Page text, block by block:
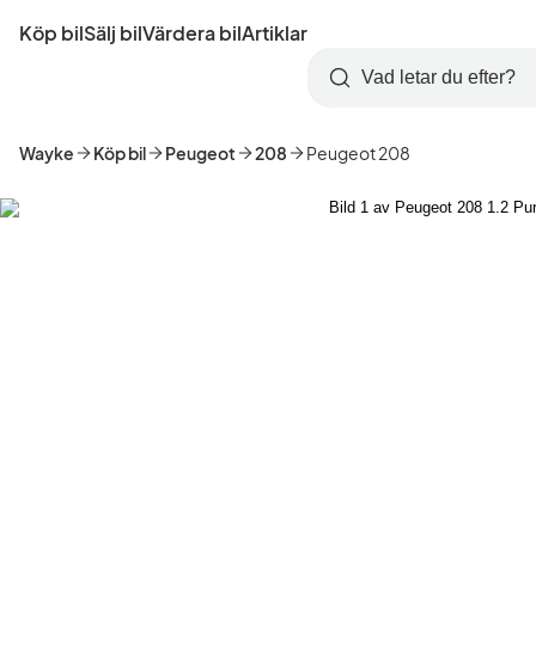
till
Startsida
Köp bilSälj bilVärdera bilArtiklar
Skapa
konto
Logga
in
Sök
Wayke Köp bil Peugeot 208 Peugeot 208